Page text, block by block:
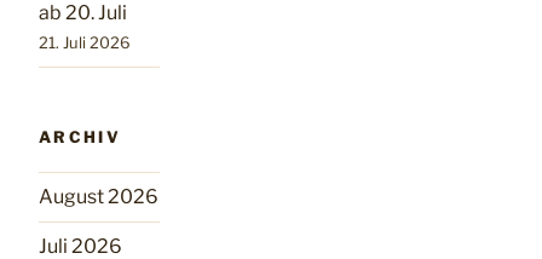
ab 20. Juli
21. Juli 2026
ARCHIV
August 2026
Juli 2026